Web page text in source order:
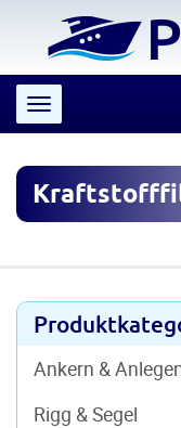
Toggle
Ankern &
Rigg & Segel